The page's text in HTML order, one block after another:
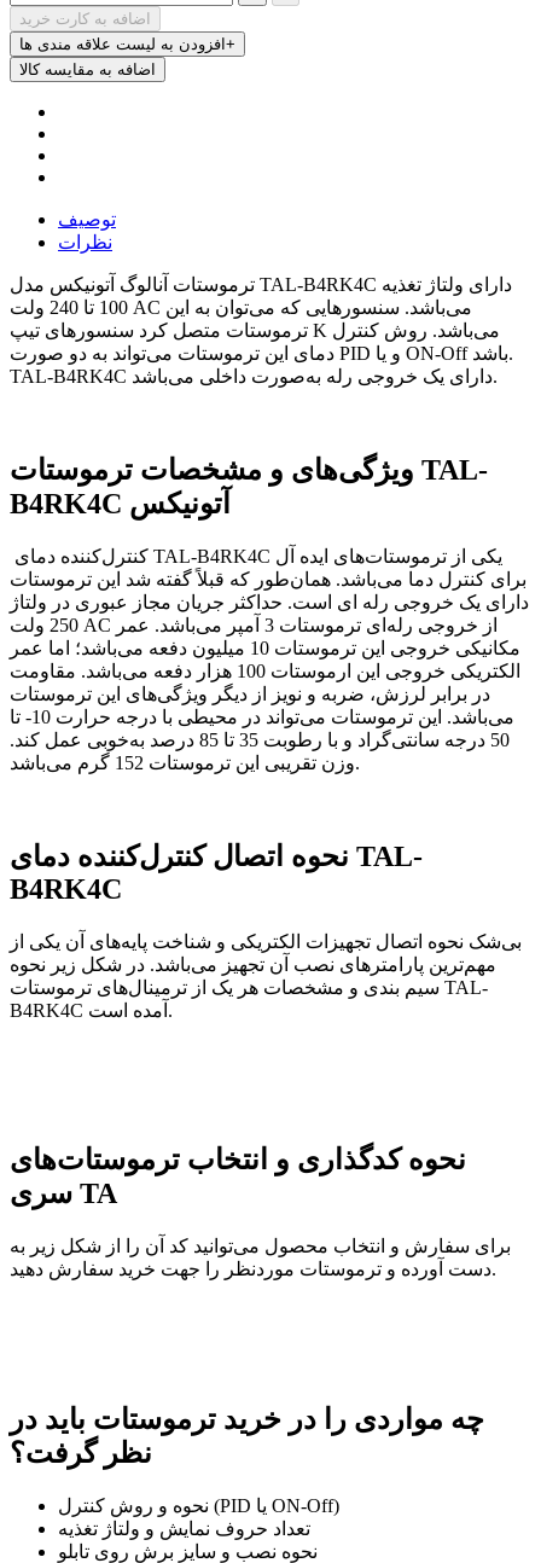
اضافه به کارت خرید
افزودن به لیست علاقه مندی ها+
اضافه به مقایسه کالا
توصیف
نظرات
ترموستات آنالوگ آتونیکس مدل TAL-B4RK4C دارای ولتاژ تغذیه
100 تا 240 ولت AC می‌باشد. سنسورهایی که می‌توان به این
ترموستات متصل کرد سنسورهای تیپ K می‌باشد. روش کنترل
دمای این ترموستات می‌تواند به دو صورت PID و یا ON-Off باشد.
TAL-B4RK4C دارای یک خروجی رله به‌صورت داخلی می‌باشد.
TAL-
B4RK4C آتونیکس
برای کنترل دما می‌باشد. همان‌طور که قبلاً گفته شد این ترموستات
دارای یک خروجی رله ای است. حداکثر جریان مجاز عبوری در ولتاژ
250 ولت AC از خروجی رله‌ای ترموستات 3 آمپر می‌باشد. عمر
مکانیکی خروجی این ترموستات 10 میلیون دفعه می‌باشد؛ اما عمر
الکتریکی خروجی این ارموستات 100 هزار دفعه می‌باشد. مقاومت
در برابر لرزش، ضربه و نویز از دیگر ویژگی‌های این ترموستات
می‌باشد. این ترموستات می‌تواند در محیطی با درجه حرارت 10- تا
50 درجه سانتی‌گراد و با رطوبت 35 تا 85 درصد به‌خوبی عمل کند.
وزن تقریبی این ترموستات 152 گرم می‌باشد.
TAL-
B4RK4C
بی‌شک نحوه اتصال تجهیزات الکتریکی و شناخت پایه‌های آن ‌یکی از
مهم‌ترین پارامترهای نصب آن تجهیز می‌باشد. در شکل زیر نحوه
سیم بندی و مشخصات هر یک از ترمینال‌های ترموستات TAL-
B4RK4C آمده است.
نحوه کدگذاری و انتخاب ترموستات‌های
سری TA
برای سفارش و انتخاب محصول می‌توانید کد آن را از شکل زیر به
دست آورده و ترموستات موردنظر را جهت خرید سفارش دهید.
چه مواردی را در خرید ترموستات باید در
نظر گرفت؟
نحوه و روش کنترل (PID یا ON-Off)
تعداد حروف نمایش و ولتاژ تغذیه
نحوه نصب و سایز برش روی تابلو